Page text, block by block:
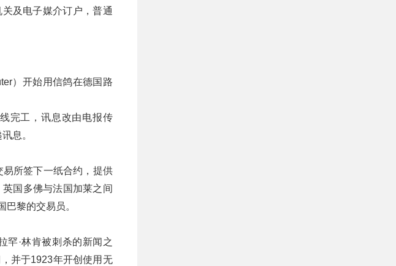
及电子媒介订户，普通
）开始用信鸽在德国路
完工，讯息改由电报传
息。
所签下一纸合约，提供
国多佛与法国加莱之间
黎的交易员。
罕·林肯被刺杀的新闻之
并于1923年开创使用无